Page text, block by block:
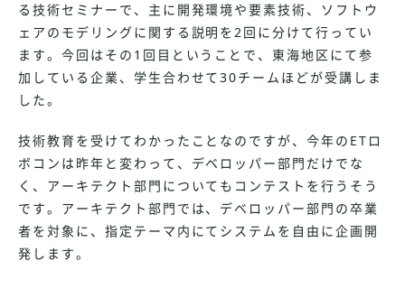
る技術セミナーで、主に開発環境や要素技術、ソフトウ
ェアのモデリングに関する説明を2回に分けて行ってい
ます。今回はその1回目ということで、東海地区にて参
加している企業、学生合わせて30チームほどが受講しま
した。
技術教育を受けてわかったことなのですが、今年のETロ
ボコンは昨年と変わって、デベロッパー部門だけでな
く、アーキテクト部門についてもコンテストを行うそう
です。アーキテクト部門では、デベロッパー部門の卒業
者を対象に、指定テーマ内にてシステムを自由に企画開
発します。